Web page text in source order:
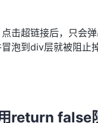
击超链接后，只会
泡到div层就被阻止
return false